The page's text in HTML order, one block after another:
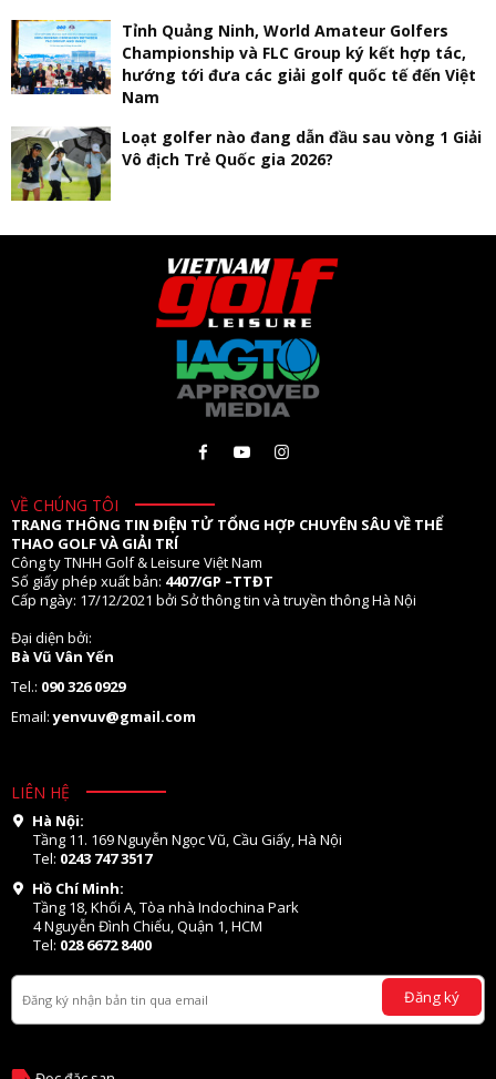
Tỉnh Quảng Ninh, World Amateur Golfers
Championship và FLC Group ký kết hợp tác,
hướng tới đưa các giải golf quốc tế đến Việt
Nam
Loạt golfer nào đang dẫn đầu sau vòng 1 Giải
Vô địch Trẻ Quốc gia 2026?
VỀ CHÚNG TÔI
TRANG THÔNG TIN ĐIỆN TỬ TỔNG HỢP CHUYÊN SÂU VỀ THỂ
THAO GOLF VÀ GIẢI TRÍ
Công ty TNHH Golf & Leisure Việt Nam
Số giấy phép xuất bản: 4407/GP –TTĐT
Cấp ngày: 17/12/2021 bởi Sở thông tin và truyền thông Hà Nội
Đại diện bởi:
Bà Vũ Vân Yến
Tel.: 090 326 0929
Email:yenvuv@gmail.com
LIÊN HỆ
Hà Nội:
Tầng 11. 169 Nguyễn Ngọc Vũ, Cầu Giấy, Hà Nội
Tel: 0243 747 3517
Hồ Chí Minh:
Tầng 18, Khối A, Tòa nhà Indochina Park
4 Nguyễn Đình Chiểu, Quận 1, HCM
Tel: 028 6672 8400
Đăng ký